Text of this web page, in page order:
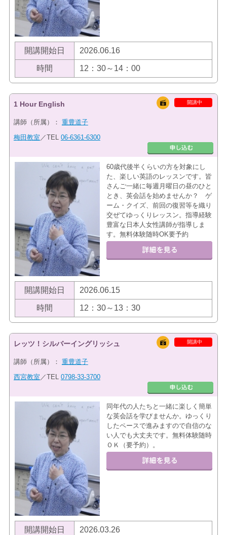
開講開始日 2026.06.16
時間 12：30～14：00
開講中
1 Hour English
講師（所属）： 重豊道子
梅田教室 ／TEL 06-6361-6300
60歳代後半くらいの方を対象にし
た、楽しい英語のレッスンです。皆
さんご一緒に毎週月曜日の昼のひと
とき、英会話を始めませんか？ ゲ
ーム・クイズ、前回の復習等を織り
交ぜてゆっくりレッスン。指導経験
豊富な日本人女性講師が指導しま
す。無料体験随時OK要予約
開講開始日 2026.06.15
時間 12：30～13：30
開講中
レッツ！シルバーイングリッシュ
講師（所属）： 重豊道子
西宮教室 ／TEL 0798-33-3700
同年代の人たちと一緒に楽しく簡単
な英会話を学びませんか。ゆっくり
したペースで進みますので自信のな
い人でも大丈夫です。無料体験随時
ＯＫ（要予約）。
開講開始日 2026.03.26